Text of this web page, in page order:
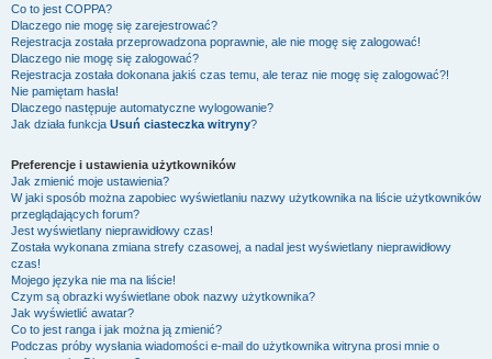
Co to jest COPPA?
Dlaczego nie mogę się zarejestrować?
Rejestracja została przeprowadzona poprawnie, ale nie mogę się zalogować!
Dlaczego nie mogę się zalogować?
Rejestracja została dokonana jakiś czas temu, ale teraz nie mogę się zalogować?!
Nie pamiętam hasła!
Dlaczego następuje automatyczne wylogowanie?
Jak działa funkcja Usuń ciasteczka witryny?
Preferencje i ustawienia użytkowników
Jak zmienić moje ustawienia?
W jaki sposób można zapobiec wyświetlaniu nazwy użytkownika na liście użytkowników
przeglądających forum?
Jest wyświetlany nieprawidłowy czas!
Została wykonana zmiana strefy czasowej, a nadal jest wyświetlany nieprawidłowy
czas!
Mojego języka nie ma na liście!
Czym są obrazki wyświetlane obok nazwy użytkownika?
Jak wyświetlić awatar?
Co to jest ranga i jak można ją zmienić?
Podczas próby wysłania wiadomości e-mail do użytkownika witryna prosi mnie o